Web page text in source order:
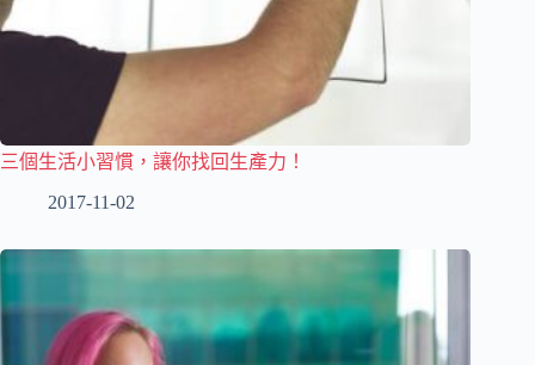
三個生活小習慣，讓你找回生產力！
2017-11-02